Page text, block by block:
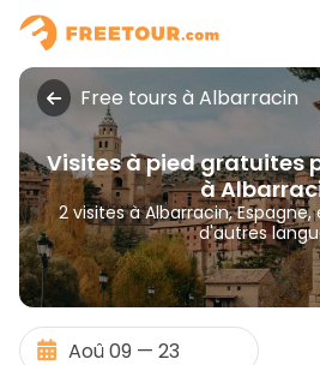
Free tours à Albarracin
Visites à pied gratuites
à
2 visites à Albarracin,
d'autres